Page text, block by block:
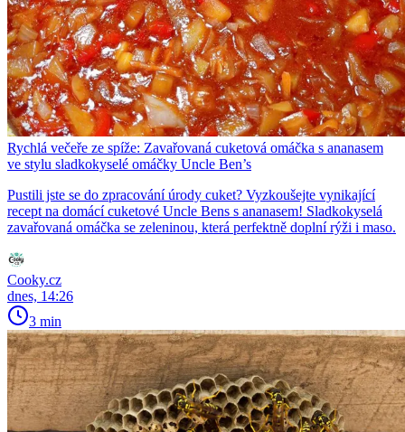
Rychlá večeře ze spíže: Zavařovaná cuketová omáčka s ananasem
ve stylu sladkokyselé omáčky Uncle Ben’s
Pustili jste se do zpracování úrody cuket? Vyzkoušejte vynikající
recept na domácí cuketové Uncle Bens s ananasem! Sladkokyselá
zavařovaná omáčka se zeleninou, která perfektně doplní rýži i maso.
Cooky.cz
dnes, 14:26
3 min